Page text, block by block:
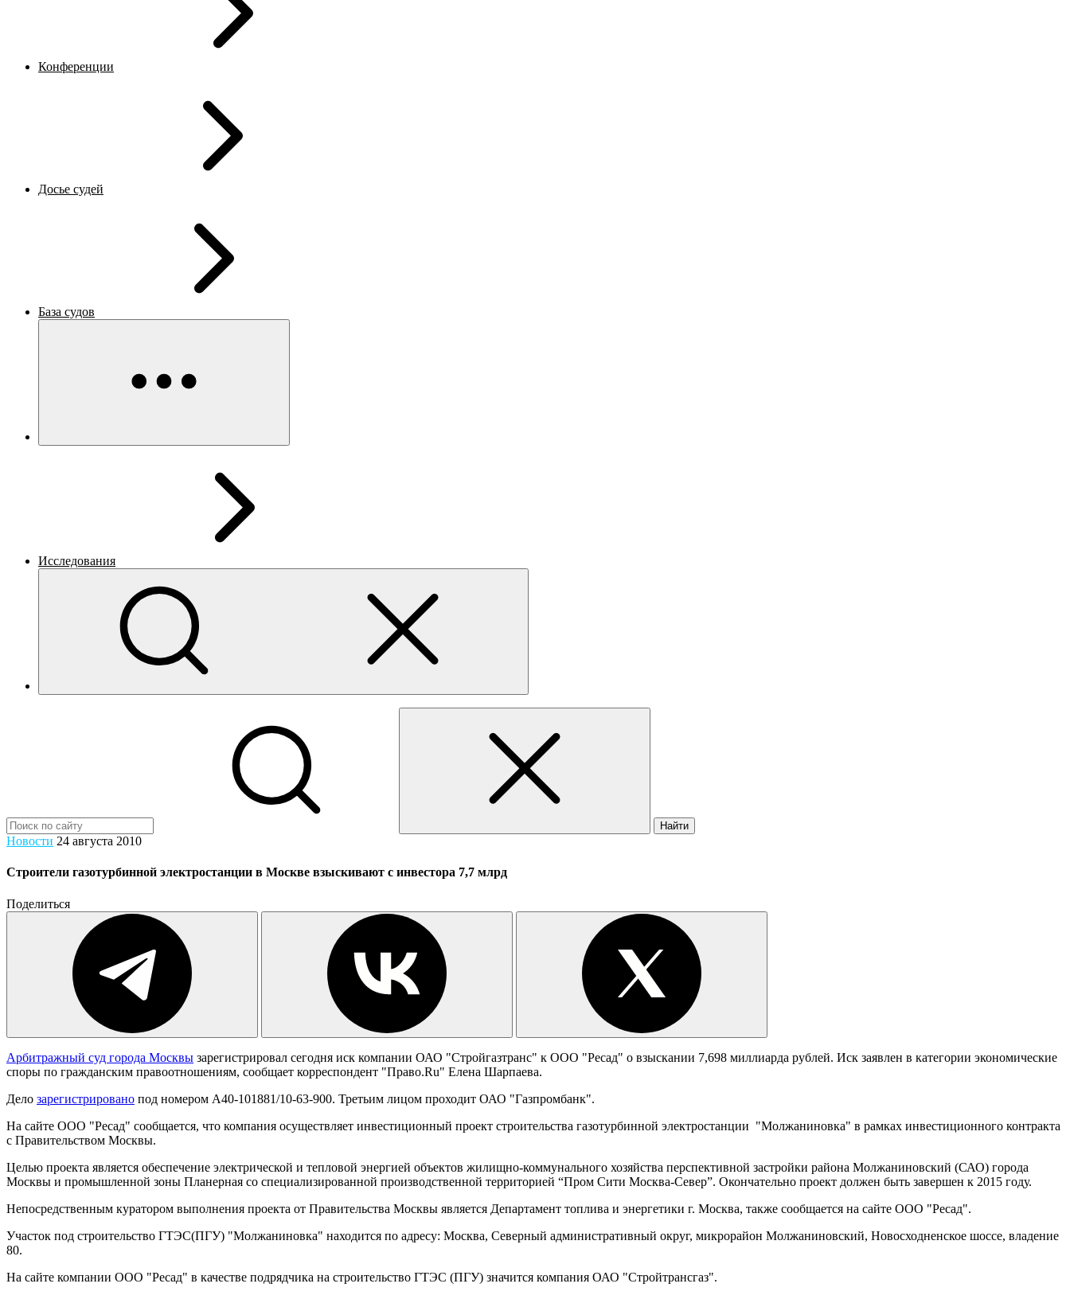
Конференции
Досье судей
База судов
Исследования
Найти
Новости 24 августа 2010
Строители газотурбинной электростанции в Москве взыскивают с инвестора 7,7 млрд
Поделиться
Арбитражный суд города Москвы зарегистрировал сегодня иск компании ОАО "Стройгазтранс" к ООО "Ресад" о взыскании 7,698 миллиарда рублей. Иск заявлен в категории экономические
споры по гражданским правоотношениям, сообщает корреспондент "Право.Ru" Елена Шарпаева.
Дело зарегистрировано под номером А40-101881/10-63-900. Третьим лицом проходит ОАО "Газпромбанк".
На сайте ООО "Ресад" сообщается, что компания осуществляет инвестиционный проект строительства газотурбинной электростанции "Молжаниновка" в рамках инвестиционного контракта
с Правительством Москвы.
Целью проекта является обеспечение электрической и тепловой энергией объектов жилищно-коммунального хозяйства перспективной застройки района Молжаниновский (САО) города
Москвы и промышленной зоны Планерная со специализированной производственной территорией “Пром Сити Москва-Север”. Окончательно проект должен быть завершен к 2015 году.
Непосредственным куратором выполнения проекта от Правительства Москвы является Департамент топлива и энергетики г. Москва, также сообщается на сайте ООО "Ресад".
Участок под строительство ГТЭС(ПГУ) "Молжаниновка" находится по адресу: Москва, Северный административный округ, микрорайон Молжаниновский, Новосходненское шоссе, владение
80.
На сайте компании ООО "Ресад" в качестве подрядчика на строительство ГТЭС (ПГУ) значится компания ОАО "Стройтрансгаз".